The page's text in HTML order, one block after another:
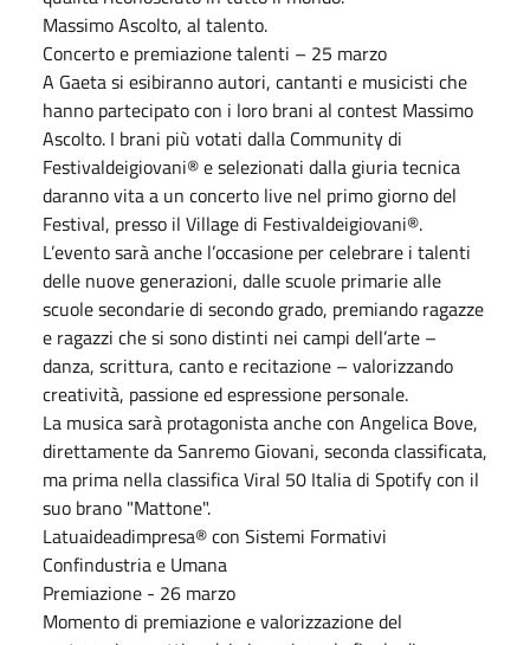
Massimo Ascolto, al talento.
Concerto e premiazione talenti – 25 marzo
A Gaeta si esibiranno autori, cantanti e musicisti che
hanno partecipato con i loro brani al contest Massimo
Ascolto. I brani più votati dalla Community di
Festivaldeigiovani® e selezionati dalla giuria tecnica
daranno vita a un concerto live nel primo giorno del
Festival, presso il Village di Festivaldeigiovani®.
L’evento sarà anche l’occasione per celebrare i talenti
delle nuove generazioni, dalle scuole primarie alle
scuole secondarie di secondo grado, premiando ragazze
e ragazzi che si sono distinti nei campi dell’arte –
danza, scrittura, canto e recitazione – valorizzando
creatività, passione ed espressione personale.
La musica sarà protagonista anche con Angelica Bove,
direttamente da Sanremo Giovani, seconda classificata,
ma prima nella classifica Viral 50 Italia di Spotify con il
suo brano "Mattone".
Latuaideadimpresa® con Sistemi Formativi
Confindustria e Umana
Premiazione - 26 marzo
Momento di premiazione e valorizzazione del